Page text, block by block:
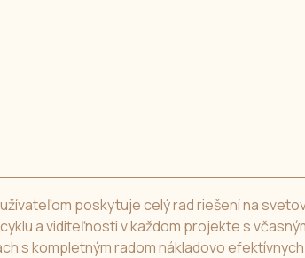
poskytuje celý rad riešení na
a viditeľnosti v každom projekte s
s kompletným radom nákladovo